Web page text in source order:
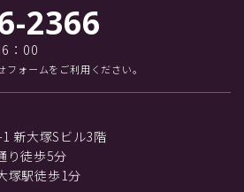
2366
：00
ォームをご利用ください。
新大塚Sビル3階
り徒歩5分
塚駅徒歩1分